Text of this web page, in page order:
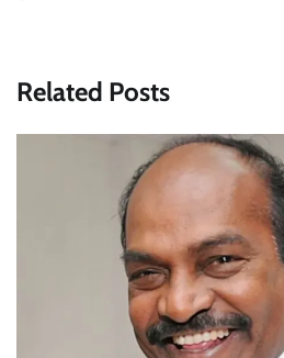
Related Posts